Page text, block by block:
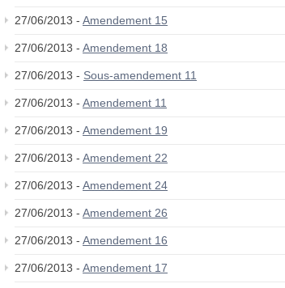
27/06/2013 - Amendement 15
27/06/2013 - Amendement 18
27/06/2013 - Sous-amendement 11
27/06/2013 - Amendement 11
27/06/2013 - Amendement 19
27/06/2013 - Amendement 22
27/06/2013 - Amendement 24
27/06/2013 - Amendement 26
27/06/2013 - Amendement 16
27/06/2013 - Amendement 17